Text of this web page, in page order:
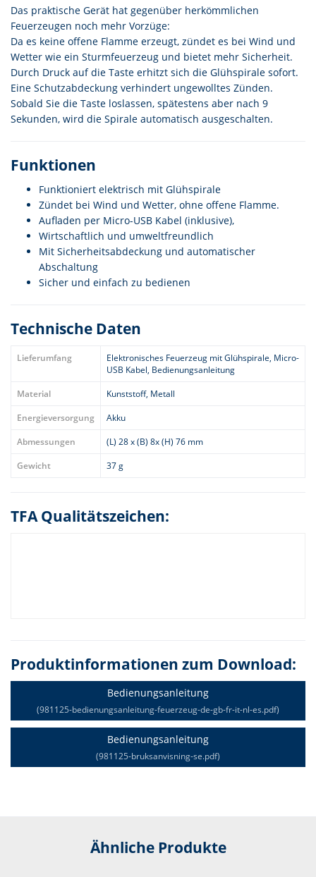
Das praktische Gerät hat gegenüber herkömmlichen
Feuerzeugen noch mehr Vorzüge:
Da es keine offene Flamme erzeugt, zündet es bei Wind und
Wetter wie ein Sturmfeuerzeug und bietet mehr Sicherheit.
Durch Druck auf die Taste erhitzt sich die Glühspirale sofort.
Eine Schutzabdeckung verhindert ungewolltes Zünden.
Sobald Sie die Taste loslassen, spätestens aber nach 9
Sekunden, wird die Spirale automatisch ausgeschalten.
Funktionen
Funktioniert elektrisch mit Glühspirale
Zündet bei Wind und Wetter, ohne offene Flamme.
Aufladen per Micro-USB Kabel (inklusive),
Wirtschaftlich und umweltfreundlich
Mit Sicherheitsabdeckung und automatischer
Abschaltung
Sicher und einfach zu bedienen
Technische Daten
Lieferumfang
Elektronisches Feuerzeug mit Glühspirale, Micro-
USB Kabel, Bedienungsanleitung
Material
Kunststoff, Metall
Energieversorgung
Akku
Abmessungen
(L) 28 x (B) 8x (H) 76 mm
Gewicht
37 g
TFA Qualitätszeichen:
Produktinformationen zum Download:
Bedienungsanleitung
(981125-bedienungsanleitung-feuerzeug-de-gb-fr-it-nl-es.pdf)
Bedienungsanleitung
(981125-bruksanvisning-se.pdf)
Ähnliche Produkte